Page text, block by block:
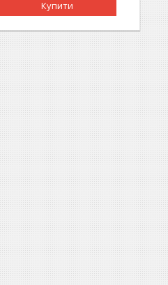
Купити